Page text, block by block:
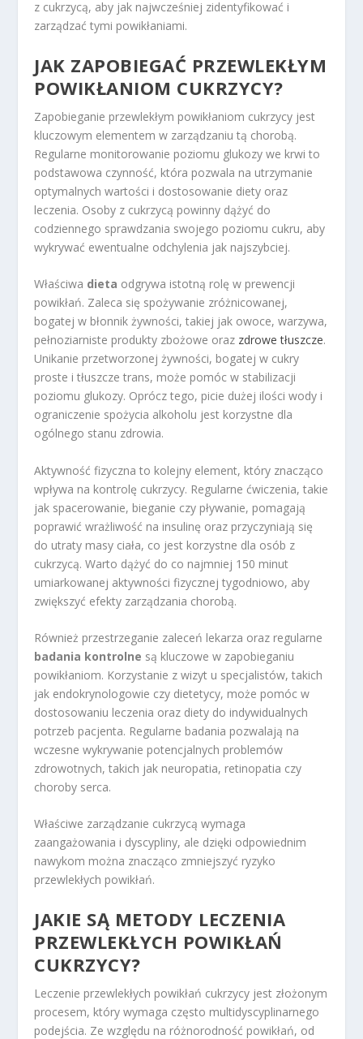
z cukrzycą, aby jak najwcześniej zidentyfikować i
zarządzać tymi powikłaniami.
JAK ZAPOBIEGAĆ PRZEWLEKŁYM
POWIKŁANIOM CUKRZYCY?
Zapobieganie przewlekłym powikłaniom cukrzycy jest
kluczowym elementem w zarządzaniu tą chorobą.
Regularne monitorowanie poziomu glukozy we krwi to
podstawowa czynność, która pozwala na utrzymanie
optymalnych wartości i dostosowanie diety oraz
leczenia. Osoby z cukrzycą powinny dążyć do
codziennego sprawdzania swojego poziomu cukru, aby
wykrywać ewentualne odchylenia jak najszybciej.
Właściwa dieta odgrywa istotną rolę w prewencji
powikłań. Zaleca się spożywanie zróżnicowanej,
bogatej w błonnik żywności, takiej jak owoce, warzywa,
pełnoziarniste produkty zbożowe oraz zdrowe tłuszcze.
Unikanie przetworzonej żywności, bogatej w cukry
proste i tłuszcze trans, może pomóc w stabilizacji
poziomu glukozy. Oprócz tego, picie dużej ilości wody i
ograniczenie spożycia alkoholu jest korzystne dla
ogólnego stanu zdrowia.
Aktywność fizyczna to kolejny element, który znacząco
wpływa na kontrolę cukrzycy. Regularne ćwiczenia, takie
jak spacerowanie, bieganie czy pływanie, pomagają
poprawić wrażliwość na insulinę oraz przyczyniają się
do utraty masy ciała, co jest korzystne dla osób z
cukrzycą. Warto dążyć do co najmniej 150 minut
umiarkowanej aktywności fizycznej tygodniowo, aby
zwiększyć efekty zarządzania chorobą.
Również przestrzeganie zaleceń lekarza oraz regularne
badania kontrolne są kluczowe w zapobieganiu
powikłaniom. Korzystanie z wizyt u specjalistów, takich
jak endokrynologowie czy dietetycy, może pomóc w
dostosowaniu leczenia oraz diety do indywidualnych
potrzeb pacjenta. Regularne badania pozwalają na
wczesne wykrywanie potencjalnych problemów
zdrowotnych, takich jak neuropatia, retinopatia czy
choroby serca.
Właściwe zarządzanie cukrzycą wymaga
zaangażowania i dyscypliny, ale dzięki odpowiednim
nawykom można znacząco zmniejszyć ryzyko
przewlekłych powikłań.
JAKIE SĄ METODY LECZENIA
PRZEWLEKŁYCH POWIKŁAŃ
CUKRZYCY?
Leczenie przewlekłych powikłań cukrzycy jest złożonym
procesem, który wymaga często multidyscyplinarnego
podejścia. Ze względu na różnorodność powikłań, od